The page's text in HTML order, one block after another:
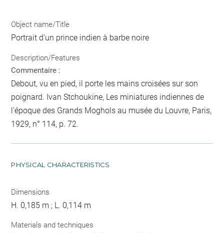
Object name/Title
Portrait d'un prince indien à barbe noire
Description/Features
Commentaire :
Debout, vu en pied, il porte les mains croisées sur son
poignard. Ivan Stchoukine, Les miniatures indiennes de
l'époque des Grands Moghols au musée du Louvre, Paris,
1929, n° 114, p. 72.
PHYSICAL CHARACTERISTICS
Dimensions
H. 0,185 m ; L. 0,114 m
Materials and techniques